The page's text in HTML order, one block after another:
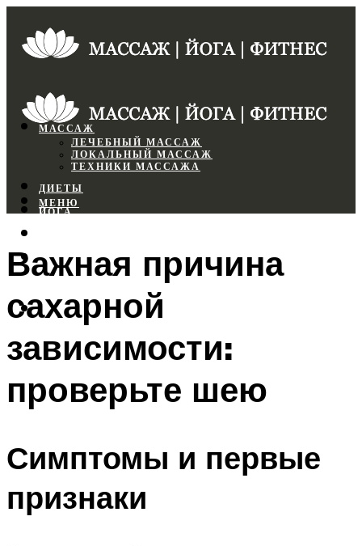
МАССАЖ
ЛЕЧЕБНЫЙ МАССАЖ
ЛОКАЛЬНЫЙ МАССАЖ
ТЕХНИКИ МАССАЖА
ДИЕТЫ
ЙОГА
ФИТНЕС
МЕНЮ
МЕНЮ
Важная причина
сахарной
зависимости:
проверьте шею
Симптомы и первые
признаки